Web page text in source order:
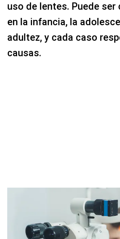
uso de lentes. Puede
en la infancia, la
adultez, y cada caso
causas.